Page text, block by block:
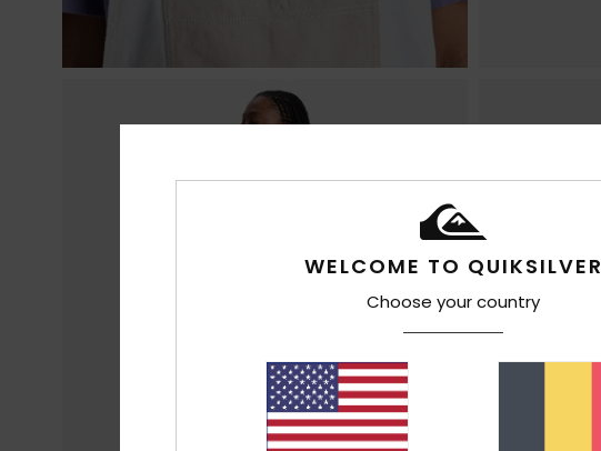
WELCOME TO QUIKSILVER
Choose your country